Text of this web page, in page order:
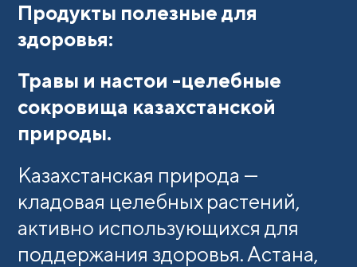
Продукты полезные для
здоровья:
Травы и настои -целебные
сокровища казахстанской
природы.
Казахстанская природа —
кладовая целебных растений,
активно использующихся для
поддержания здоровья. Астана,